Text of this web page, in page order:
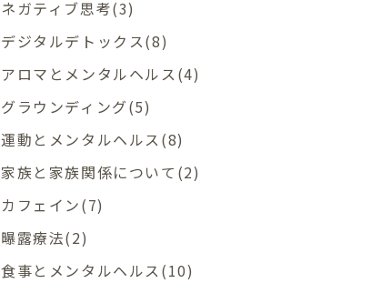
ネガティブ思考(3)
デジタルデトックス(8)
アロマとメンタルヘルス(4)
グラウンディング(5)
運動とメンタルヘルス(8)
家族と家族関係について(2)
カフェイン(7)
曝露療法(2)
食事とメンタルヘルス(10)